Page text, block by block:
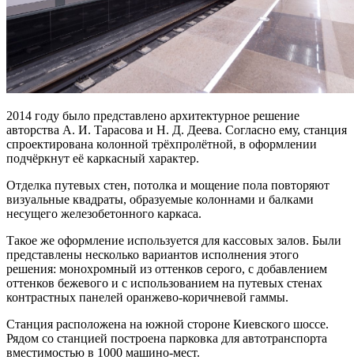
2014 году было представлено архитектурное решение
авторства А. И. Тарасова и Н. Д. Деева. Согласно ему, станция
спроектирована колонной трёхпролётной, в оформлении
подчёркнут её каркасный характер.
Отделка путевых стен, потолка и мощение пола повторяют
визуальные квадраты, образуемые колоннами и балками
несущего железобетонного каркаса.
Такое же оформление используется для кассовых залов. Были
представлены несколько вариантов исполнения этого
решения: монохромный из оттенков серого, с добавлением
оттенков бежевого и с использованием на путевых стенах
контрастных панелей оранжево-коричневой гаммы.
Станция расположена на южной стороне Киевского шоссе.
Рядом со станцией построена парковка для автотранспорта
вместимостью в 1000 машино-мест.